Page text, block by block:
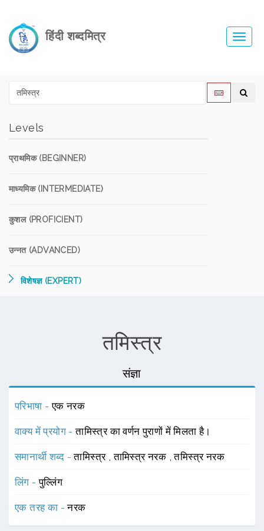
हिंदी शब्दमित्र
Levels
प्राथमिक (BEGINNER)
माध्यमिक (INTERMEDIATE)
कुशल (PROFICIENT)
उन्नत (ADVANCED)
विशेषज्ञ (EXPERT)
तमिस्त्र
संज्ञा
परिभाषा -एक नरक
वाक्य में प्रयोग -तामिस्त्र का वर्णन पुराणों में मिलता है।
समानार्थी शब्द -तामिस्त्र ,तामिस्त्र नरक ,तमिस्त्र नरक
लिंग -पुल्लिंग
एक तरह का -नरक